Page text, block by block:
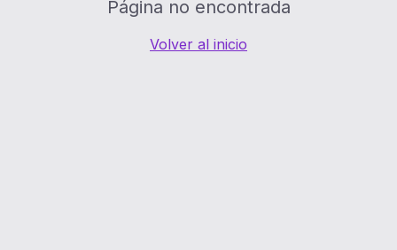
Página no encontrada
Volver al inicio